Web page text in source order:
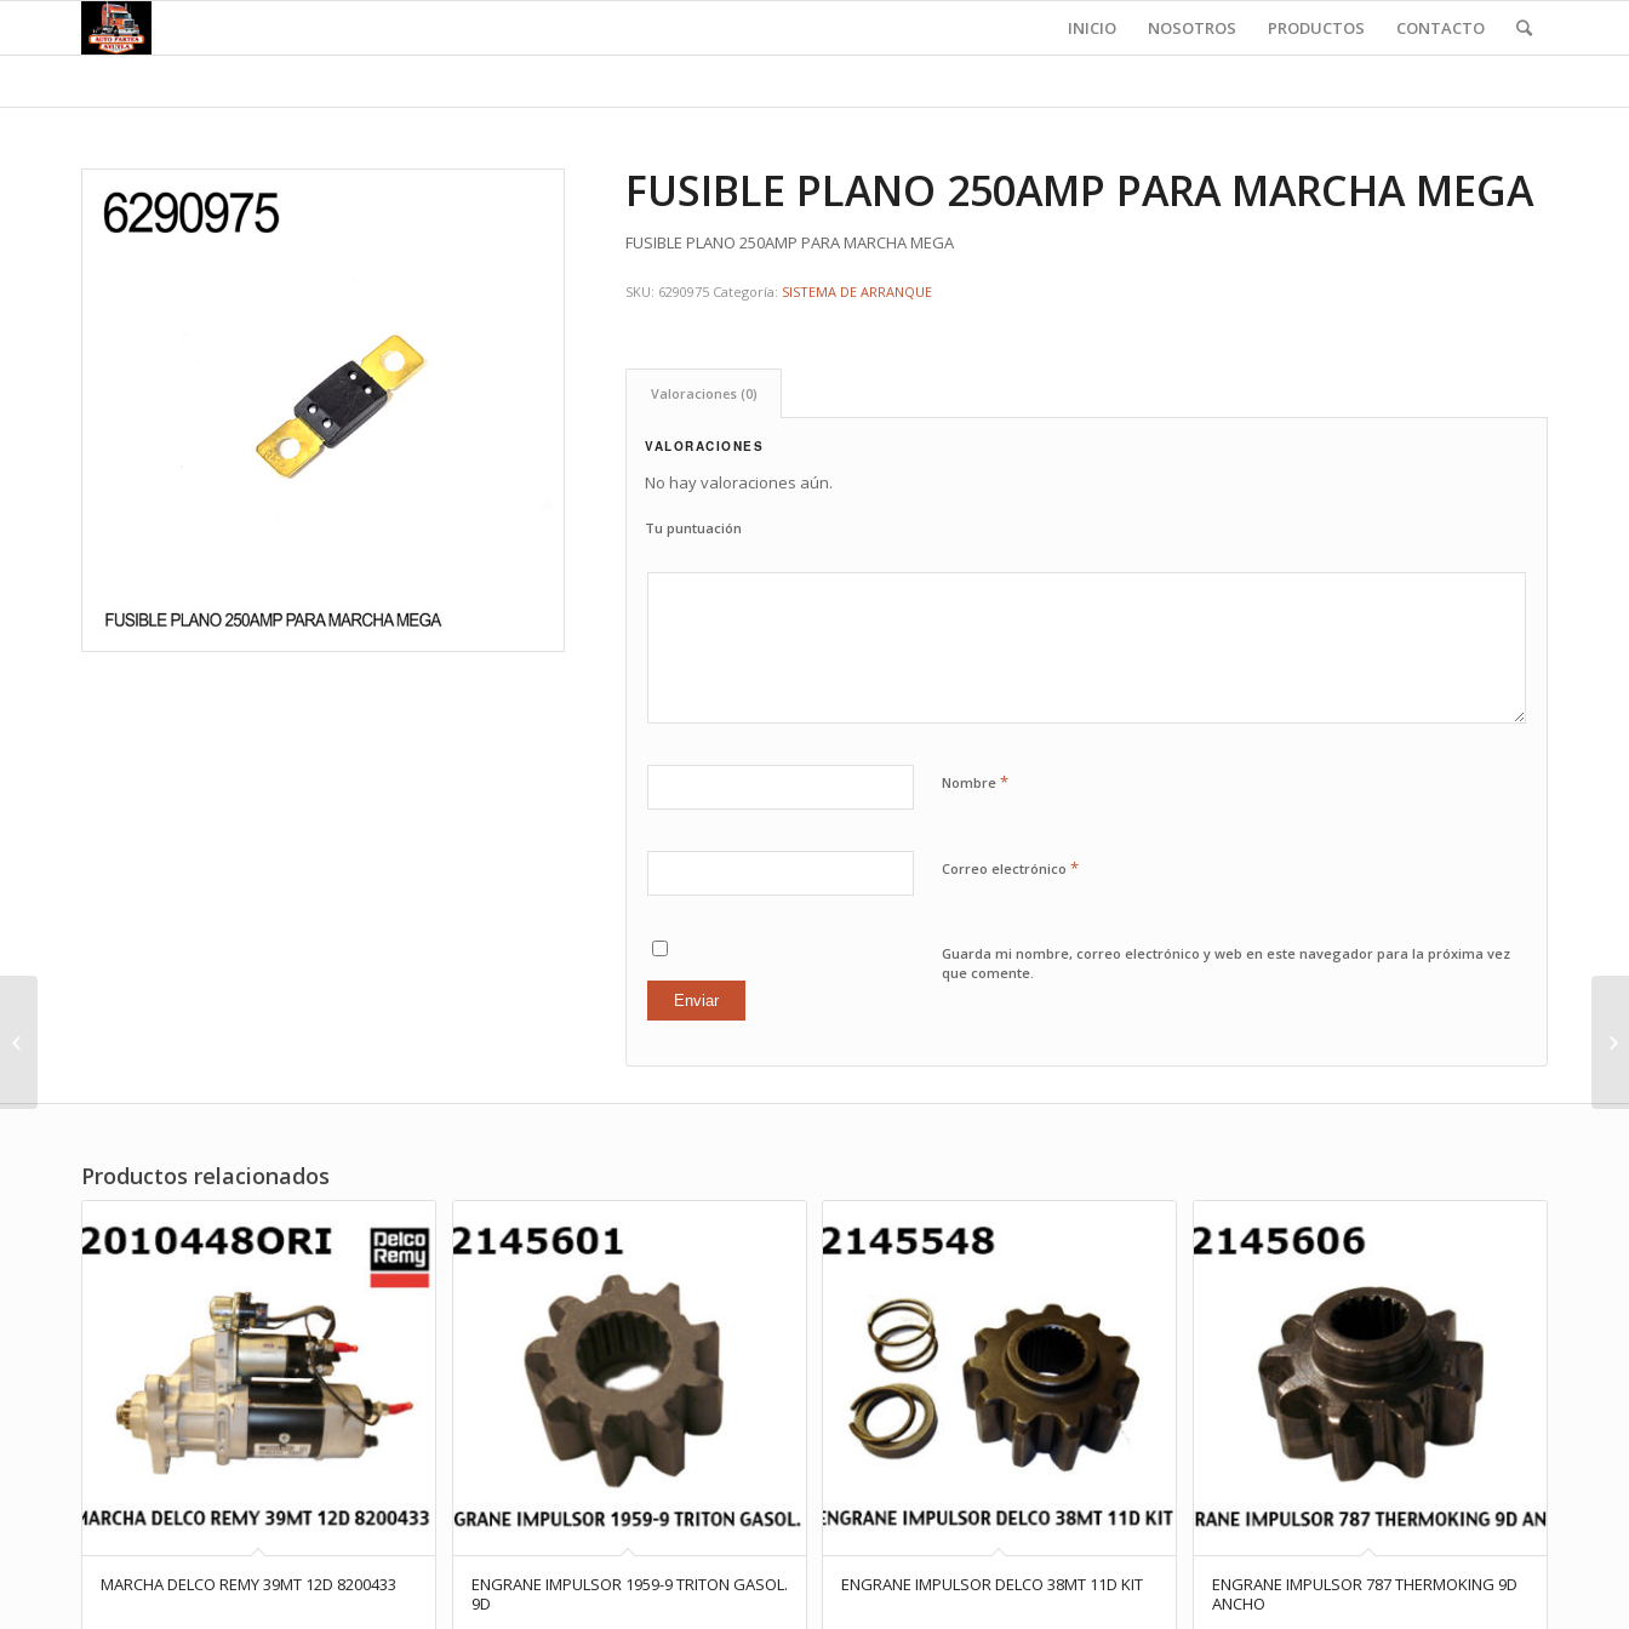
INICIO NOSOTROS PRODUCTOS CONTACTO
FUSIBLE PLANO 250AMP PARA MARCHA MEGA
FUSIBLE PLANO 250AMP PARA MARCHA MEGA
SKU: 6290975 Categoría: SISTEMA DE ARRANQUE
Valoraciones (0)
VALORACIONES
No hay valoraciones aún.
Tu puntuación
1
2
3
4
5
Nombre*
Correo electrónico*
Guarda mi nombre, correo electrónico y web en este navegador para la próxima vez
que comente.
Productos relacionados
MARCHA DELCO REMY 39MT 12D 8200433
ENGRANE IMPULSOR 1959-9 TRITON GASOL.
9D
ENGRANE IMPULSOR DELCO 38MT 11D KIT
ENGRANE IMPULSOR 787 THERMOKING 9D
ANCHO